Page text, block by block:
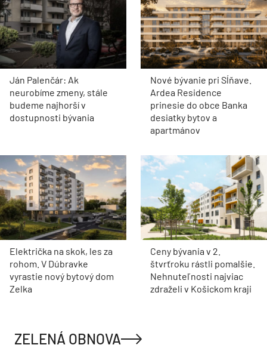
Ján Palenčár: Ak
neurobíme zmeny, stále
budeme najhorší v
dostupnosti bývania
Nové bývanie pri Sĺňave.
Ardea Residence
prinesie do obce Banka
desiatky bytov a
apartmánov
Električka na skok, les za
rohom. V Dúbravke
vyrastie nový bytový dom
Zelka
Ceny bývania v 2.
štvrťroku rástli pomalšie.
Nehnuteľnosti najviac
zdraželi v Košickom kraji
ZELENÁ OBNOVA